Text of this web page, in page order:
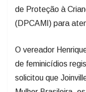
de Proteção à
(DPCAMI) para
O vereador
de feminicídios
solicitou que